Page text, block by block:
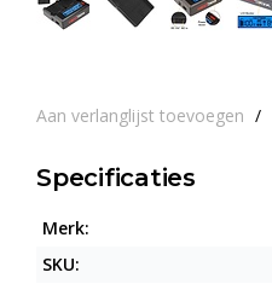
Aan verlanglijst toevoegen /
Specificaties
Merk:
SKU: